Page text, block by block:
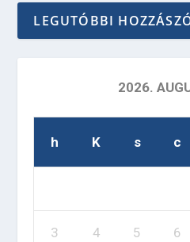
LEGUTÓBBI
2026.
h K s c
3 4 5 6